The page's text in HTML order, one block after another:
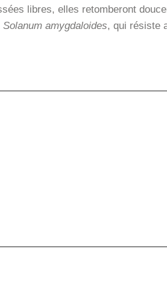
libres, elles retomberont
Solanum amygdaloides, qui résiste